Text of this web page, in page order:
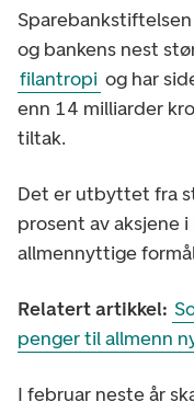
og bankens nest
filantropi og har
enn 14 milliarder
tiltak.
Det er utbyttet fra
prosent av aksjene
allmennyttige
Relatert artikkel:
penger til allmenn
I februar neste år